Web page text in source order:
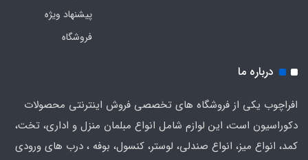
پیشنهاد ویژه
فروشگاه
درباره ما
افراچوب یکی از فروشگاه های تخصصی فروش اینترنتی محصولات
دکوراسیون است، این لوازم شامل انواع مبلمان منزل و اداری، تخت،
کمد، انواع میز، انواع صندلی، لوستر، کنسول، بوفه ، درب های ورودی